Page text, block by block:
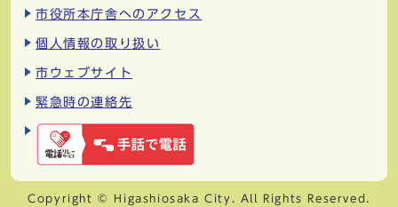
市役所本庁舎へのアクセス
個人情報の取り扱い
市ウェブサイト
緊急時の連絡先
Copyright © Higashiosaka City. All Rights Reserved.